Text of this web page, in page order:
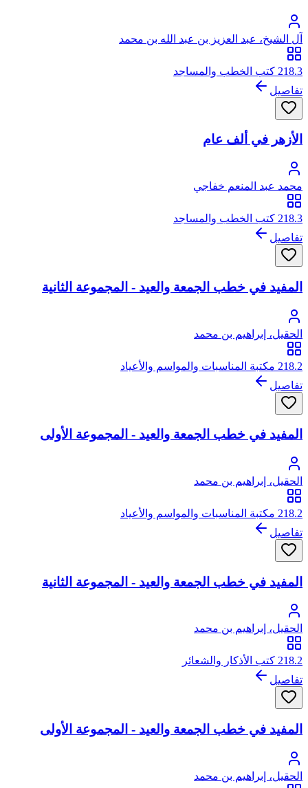
آل الشيخ، عبد العزيز بن عبد الله بن محمد
218.3 كتب الخطب والمساجد
تفاصيل
الأزهر في ألف عام
محمد عبد المنعم خفاجي
218.3 كتب الخطب والمساجد
تفاصيل
المفيد في خطب الجمعة والعيد - المجموعة الثانية
الحقيل، إبراهيم بن محمد
218.2 مكتبة المناسبات والمواسم والأعياد
تفاصيل
المفيد في خطب الجمعة والعيد - المجموعة الأولى
الحقيل، إبراهيم بن محمد
218.2 مكتبة المناسبات والمواسم والأعياد
تفاصيل
المفيد في خطب الجمعة والعيد - المجموعة الثانية
الحقيل، إبراهيم بن محمد
218.2 كتب الأذكار والشعائر
تفاصيل
المفيد في خطب الجمعة والعيد - المجموعة الأولى
الحقيل، إبراهيم بن محمد